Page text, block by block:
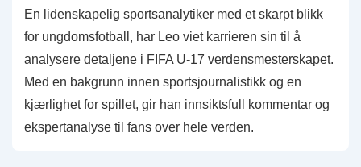
En lidenskapelig sportsanalytiker med et skarpt blikk
for ungdomsfotball, har Leo viet karrieren sin til å
analysere detaljene i FIFA U-17 verdensmesterskapet.
Med en bakgrunn innen sportsjournalistikk og en
kjærlighet for spillet, gir han innsiktsfull kommentar og
ekspertanalyse til fans over hele verden.